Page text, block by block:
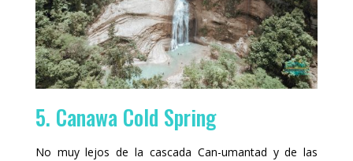
5. Canawa Cold Spring
No muy lejos de la cascada Can-umantad y de las